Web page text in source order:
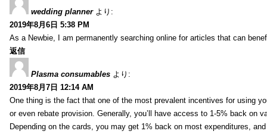
wedding planner より:
2019年8月6日 5:38 PM
As a Newbie, I am permanently searching online for articles that can
返信
Plasma consumables より:
2019年8月7日 12:14 AM
One thing is the fact that one of the most prevalent incentives for using
or even rebate provision. Generally, you’ll have access to 1-5% back on
Depending on the cards, you may get 1% back on most expenditures,